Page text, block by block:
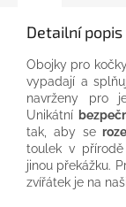
Detailní
Obojky pro kočky
vypadají a
navrženy pro
Unikátní
tak, aby se
toulek v
jinou překážku.
zvířátek je na